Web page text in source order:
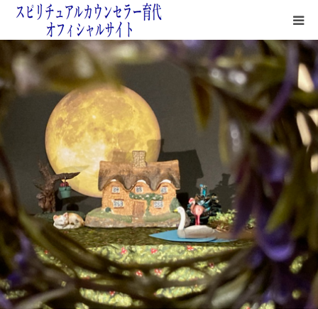
鑑定サロン紹介
鑑定方法
よくある質問＆無料占い
鑑定料金＆お支払いについて
四次元の月